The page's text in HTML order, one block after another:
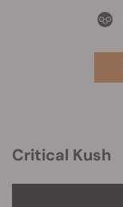
Critical Kush